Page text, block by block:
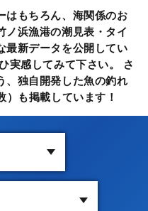
はもちろん、海関係のお
ノ浜漁港の潮見表・タイ
最新データを公開してい
実感してみて下さい。 さ
、独自開発した魚の釣れ
も掲載しています！